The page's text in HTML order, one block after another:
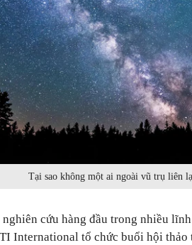
Tại sao không một ai ngoài vũ trụ liên
nghiên cứu hàng đầu trong nhiều
International tổ chức buổi hội